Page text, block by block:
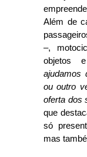
Além de
–,
objetos
ajudamos
ou outro
oferta dos
que
só
mas